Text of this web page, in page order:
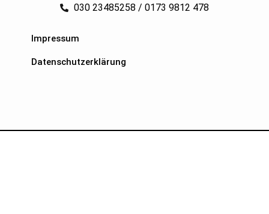
030 23485258 / 0173 9812 478
Impressum
Datenschutzerklärung